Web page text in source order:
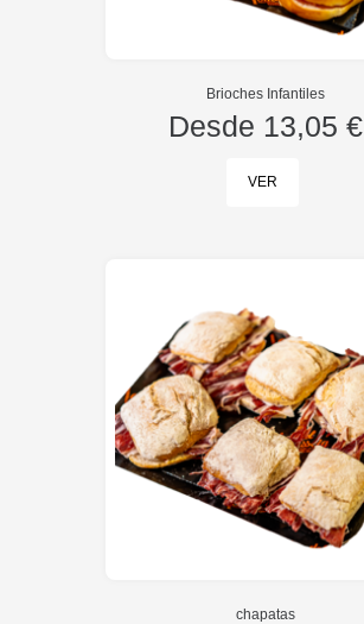
Brioches Infantiles
Desde 13,05 €
VER
chapatas